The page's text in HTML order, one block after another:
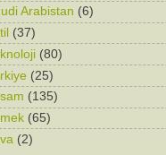
Arabistan (6)
(37)
(80)
(25)
(135)
(65)
(2)